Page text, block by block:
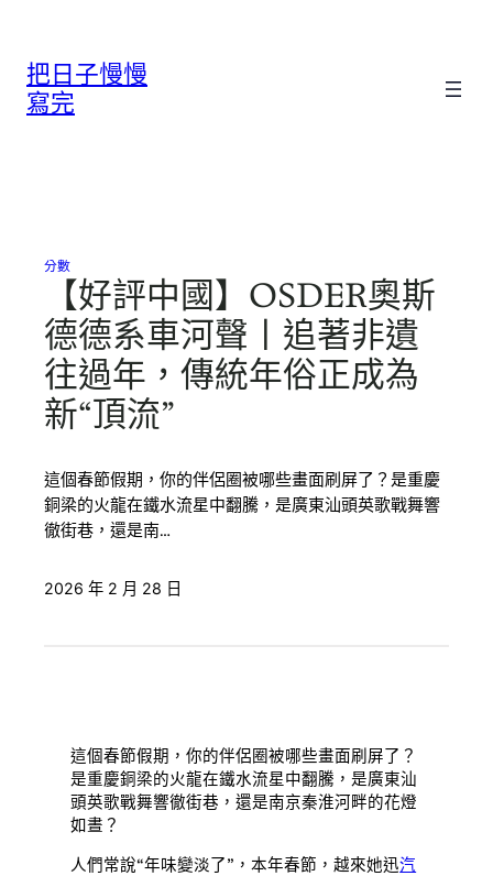
把日子慢慢
寫完
分數
【好評中國】OSDER奧斯
德德系車河聲丨追著非遺
往過年，傳統年俗正成為
新“頂流”
這個春節假期，你的伴侶圈被哪些畫面刷屏了？是重慶
銅梁的火龍在鐵水流星中翻騰，是廣東汕頭英歌戰舞響
徹街巷，還是南…
2026 年 2 月 28 日
這個春節假期，你的伴侶圈被哪些畫面刷屏了？
是重慶銅梁的火龍在鐵水流星中翻騰，是廣東汕
頭英歌戰舞響徹街巷，還是南京秦淮河畔的花燈
如晝？
人們常說“年味變淡了”，本年春節，越來她迅汽